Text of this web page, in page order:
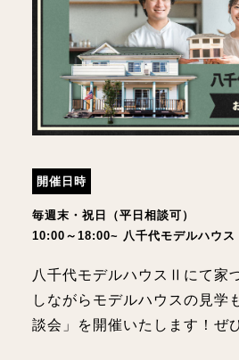
開催日時
毎週末・祝日（平日相談可）
10:00～18:00~ 八千代モデルハウス
八千代モデルハウスⅡにて家
しながらモデルハウスの見学
談会」を開催いたします！ぜ